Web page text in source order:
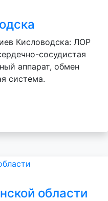
Кисловодска: ЛОР
сосудистая
аппарат, обмен
система.
области